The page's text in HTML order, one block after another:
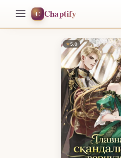
C Chaptify
★5.0